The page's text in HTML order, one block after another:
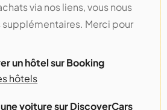
via nos liens, vous nous
supplémentaires. Merci pour
un hôtel sur Booking
hôtels
voiture sur DiscoverCars